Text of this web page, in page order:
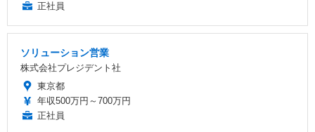
正社員
ソリューション営業
株式会社プレジデント社
東京都
年収500万円～700万円
正社員